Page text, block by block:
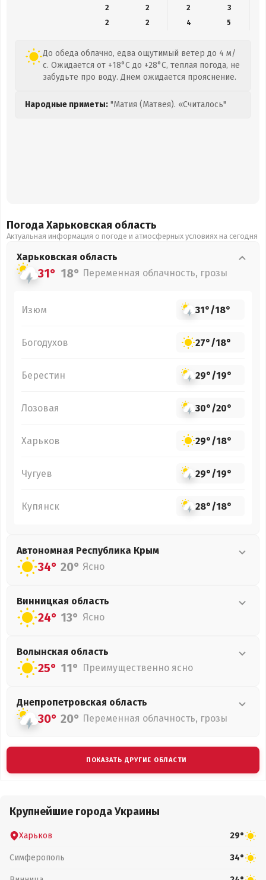
2
2 2
3
2
2 4 5
До обеда облачно, едва ощутимый ветер до 4 м/
с. Ожидается от +18°C до +28°C, теплая погода, не
забудьте про воду. Днем ожидается прояснение.
Народные приметы: "Матия (Матвея). «Считалось"
Погода Харьковская область
Актуальная информация о погоде и атмосферных условиях на сегодня
Харьковская область
31° 18° Переменная облачность, грозы
Изюм 31°/18°
Богодухов 27°/18°
Берестин 29°/19°
Лозовая 30°/20°
Харьков 29°/18°
Чугуев 29°/19°
Купянск 28°/18°
Автономная Республика Крым
34° 20° Ясно
Винницкая область
24° 13° Ясно
Волынская область
25° 11° Преимущественно ясно
Днепропетровская область
30° 20° Переменная облачность, грозы
ПОКАЗАТЬ ДРУГИЕ ОБЛАСТИ
Крупнейшие города Украины
Харьков 29°
Симферополь 34°